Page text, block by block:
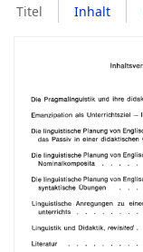
Titel Inhalt